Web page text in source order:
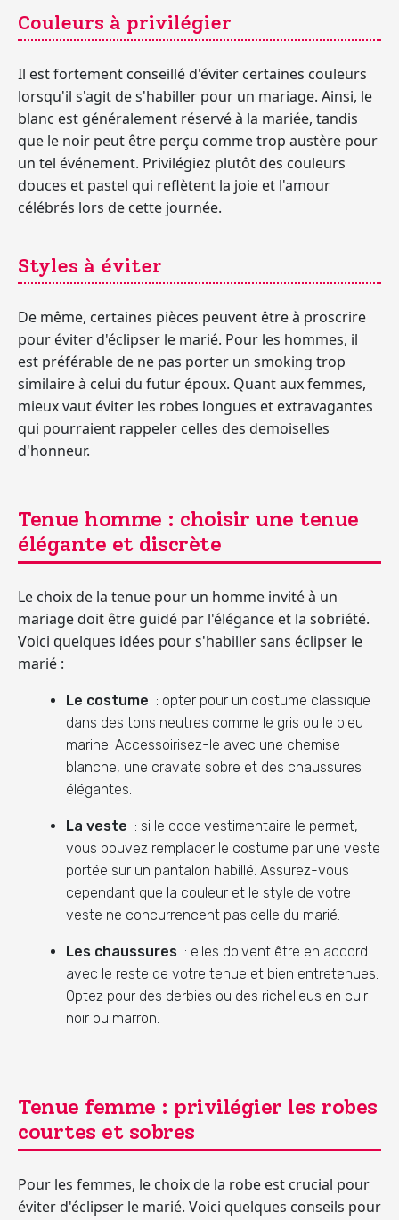
Couleurs à privilégier
Il est fortement conseillé d'éviter certaines couleurs
lorsqu'il s'agit de s'habiller pour un mariage. Ainsi, le
blanc est généralement réservé à la mariée, tandis
que le noir peut être perçu comme trop austère pour
un tel événement. Privilégiez plutôt des couleurs
douces et pastel qui reflètent la joie et l'amour
célébrés lors de cette journée.
Styles à éviter
De même, certaines pièces peuvent être à proscrire
pour éviter d'éclipser le marié. Pour les hommes, il
est préférable de ne pas porter un smoking trop
similaire à celui du futur époux. Quant aux femmes,
mieux vaut éviter les robes longues et extravagantes
qui pourraient rappeler celles des demoiselles
d'honneur.
Tenue homme : choisir une tenue
élégante et discrète
Le choix de la tenue pour un homme invité à un
mariage doit être guidé par l'élégance et la sobriété.
Voici quelques idées pour s'habiller sans éclipser le
marié :
Le costume : opter pour un costume classique
dans des tons neutres comme le gris ou le bleu
marine. Accessoirisez-le avec une chemise
blanche, une cravate sobre et des chaussures
élégantes.
La veste : si le code vestimentaire le permet,
vous pouvez remplacer le costume par une veste
portée sur un pantalon habillé. Assurez-vous
cependant que la couleur et le style de votre
veste ne concurrencent pas celle du marié.
Les chaussures : elles doivent être en accord
avec le reste de votre tenue et bien entretenues.
Optez pour des derbies ou des richelieus en cuir
noir ou marron.
Tenue femme : privilégier les robes
courtes et sobres
Pour les femmes, le choix de la robe est crucial pour
éviter d'éclipser le marié. Voici quelques conseils pour